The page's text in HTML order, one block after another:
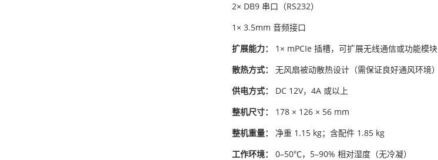
2× DB9 串口（RS232）
1× 3.5mm 音频接口
扩展能力：
1× mPCIe 插槽，可扩展无线通信或功能模块
散热方式：
无风扇被动散热设计（需保证良好通风环境）
供电方式：
DC 12V，4A 或以上
整机尺寸：
178 × 126 × 56 mm
整机重量：
净重 1.15 kg；含配件 1.85 kg
工作环境：
0–50℃，5–90% 相对湿度（无冷凝）